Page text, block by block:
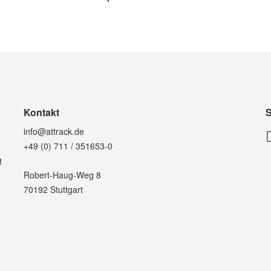
Kontakt
info@attrack.de
+49 (0) 711 / 351653-0
Robert-Haug-Weg 8
70192 Stuttgart